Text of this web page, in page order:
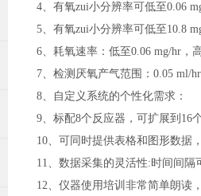
4、有氧zui小分辨率可低至0.06
5、有氧zui小分辨率可低至10.8
6、耗氧速率：低至0.06 mg/hr，
7、检测厌氧产气范围：0.05 ml/hr
8、自定义系统的个性化需求：
9、标配8个反应器，可扩展到16
10、可同时提供表格和图形数据
11、数据采集的灵活性:时间间隔
12、仪器使用培训非常简单朗读